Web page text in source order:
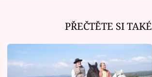
PŘEČTĚTE SI TAKÉ